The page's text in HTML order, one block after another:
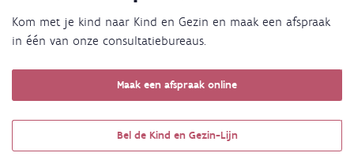
Kom met je kind naar Kind en Gezin en maak een afspraak
in één van onze consultatiebureaus.
Maak een afspraak online
Bel de Kind en Gezin-Lijn